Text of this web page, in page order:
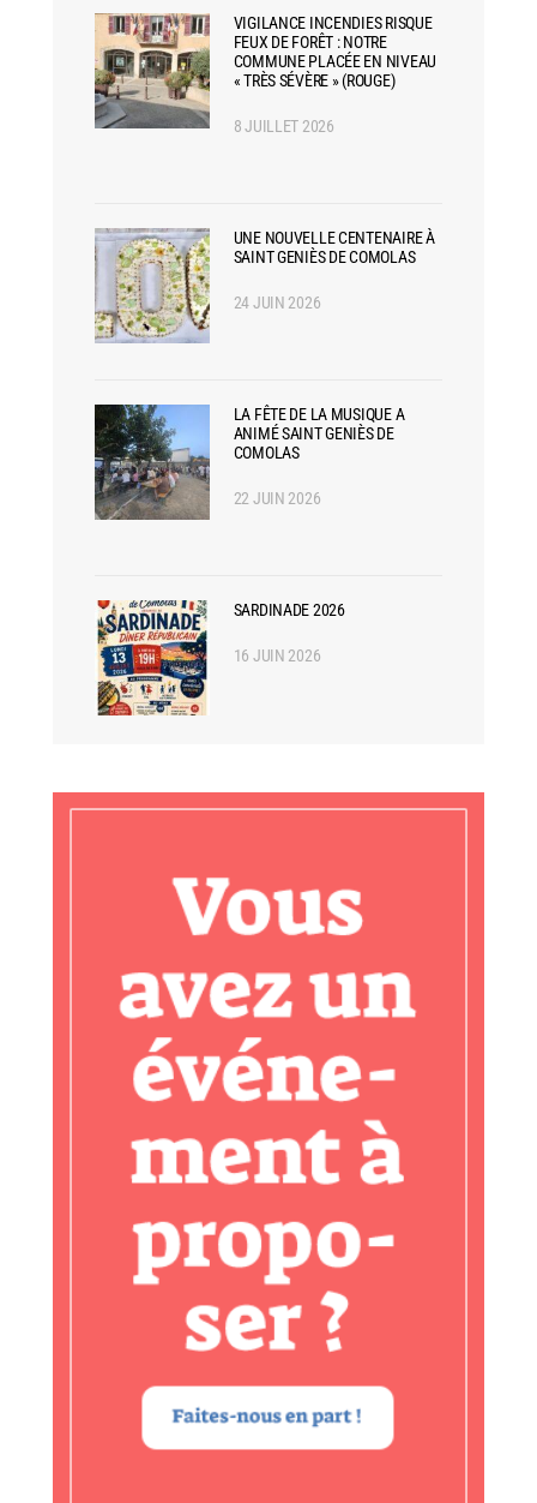
VIGILANCE INCENDIES RISQUE
FEUX DE FORÊT : NOTRE
COMMUNE PLACÉE EN NIVEAU
« TRÈS SÉVÈRE » (ROUGE)
8 JUILLET 2026
UNE NOUVELLE CENTENAIRE À
SAINT GENIÈS DE COMOLAS
24 JUIN 2026
LA FÊTE DE LA MUSIQUE A
ANIMÉ SAINT GENIÈS DE
COMOLAS
22 JUIN 2026
SARDINADE 2026
16 JUIN 2026